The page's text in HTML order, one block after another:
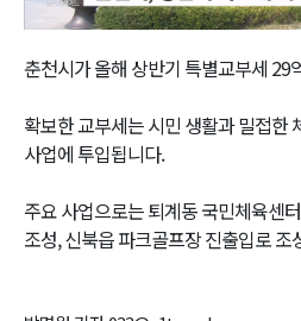
춘천시가 올해 상반기 특별교부세 29
확보한 교부세는 시민 생활과 밀접한
사업에 투입됩니다.
주요 사업으로는 퇴계동 국민체육센
조성, 신북읍 파크골프장 진출입로 조